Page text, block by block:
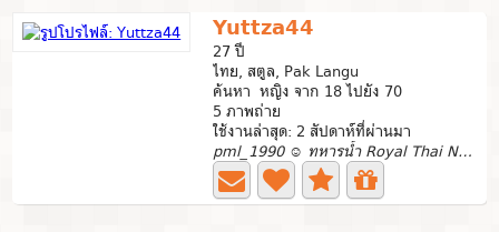
Yuttza44
27 ปี
ไทย, สตูล, Pak Langu
ค้นหา หญิง จาก 18 ไปยัง 70
5 ภาพถ่าย
ใช้งานล่าสุด: 2 สัปดาห์ที่ผ่านมา
pml_1990 ☺ ทหารน้ำ Royal Thai NaVY